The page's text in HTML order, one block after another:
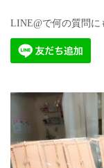
LINE@で何の質問に